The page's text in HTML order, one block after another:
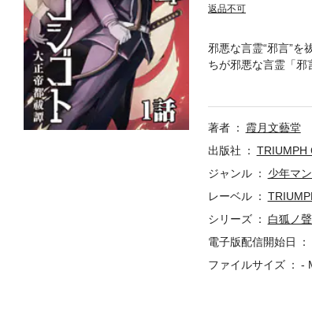
返品不可
邪悪な言霊“邪言”
ちが邪悪な言霊「邪
盟約を結び、邪言
著者
霞月文藝堂
出版社
TRIUMPH
ジャンル
少年マ
レーベル
シリーズ
白狐ノ
電子版配信開始日
ファイルサイズ
-